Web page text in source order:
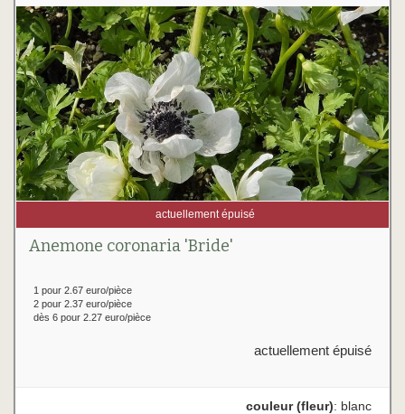
actuellement épuisé
Anemone coronaria 'Bride'
1 pour 2.67 euro/pièce
2 pour 2.37 euro/pièce
dès 6 pour 2.27 euro/pièce
actuellement épuisé
couleur (fleur): blanc